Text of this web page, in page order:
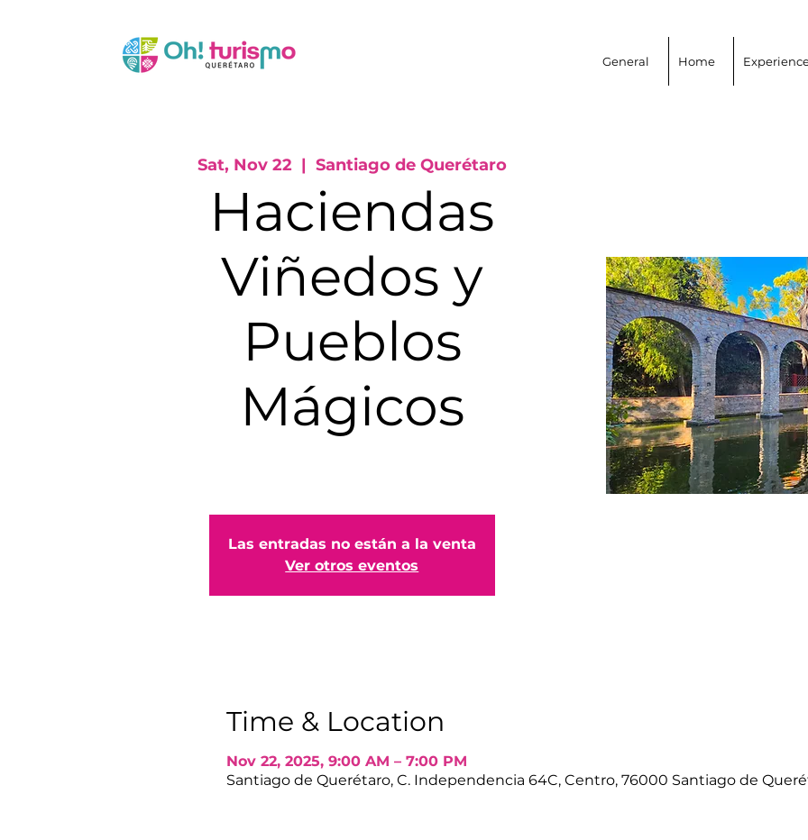
General Home
Sat, Nov 22
  |
Santiago de Querétaro
Haciendas
Viñedos y
Pueblos
Mágicos
Las entradas no están a la venta
Ver otros eventos
Time & Location
Nov 22, 2025, 9:00 AM – 7:00 PM
Santiago de Querétaro, C. Independencia 64C, Centro, 76000 Santiago de